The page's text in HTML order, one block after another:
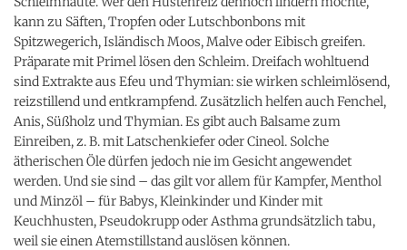
kann zu Säften, Tropfen oder Lutschbonbons mit
Spitzwegerich, Isländisch Moos, Malve oder Eibisch greifen.
Präparate mit Primel lösen den Schleim. Dreifach wohltuend
sind Extrakte aus Efeu und Thymian: sie wirken schleimlösend,
reizstillend und entkrampfend. Zusätzlich helfen auch Fenchel,
Anis, Süßholz und Thymian. Es gibt auch Balsame zum
Einreiben, z. B. mit Latschenkiefer oder Cineol. Solche
ätherischen Öle dürfen jedoch nie im Gesicht angewendet
werden. Und sie sind – das gilt vor allem für Kampfer, Menthol
und Minzöl – für Babys, Kleinkinder und Kinder mit
Keuchhusten, Pseudokrupp oder Asthma grundsätzlich tabu,
weil sie einen Atemstillstand auslösen können.